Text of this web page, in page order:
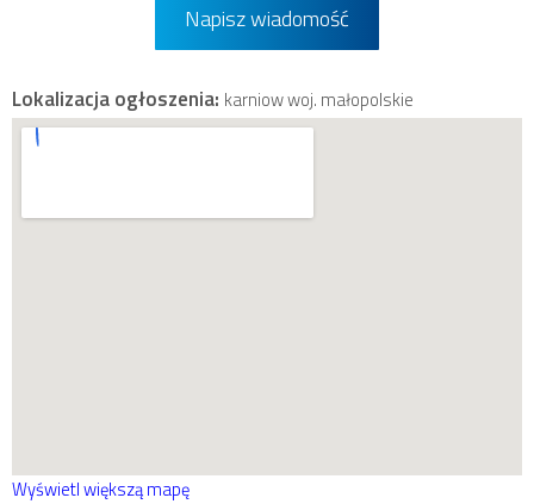
Napisz wiadomość
Lokalizacja ogłoszenia: karniow woj. małopolskie
Wyświetl większą mapę